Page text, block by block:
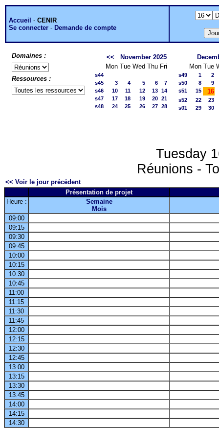
Accueil - CENIR
Se connecter - Demande de compte
Domaines :
Ressources :
<<
November 2025
Mon Tue Wed Thu Fri
s44
s45
3 4 5 6
7
s46
10 11 12 13 14
s47
17 18 19 20 21
s48
24 25 26 27 28
Mon Tue
s49 1
2
s50
8
9
s51
15 16
s52 22
23
s01
29 30
Tuesday
Réunions -
<< Voir le jour précédent
Présentation de projet
Heure :
Semaine
Mois
09:00
09:15
09:30
09:45
10:00
10:15
10:30
10:45
11:00
11:15
11:30
11:45
12:00
12:15
12:30
12:45
13:00
13:15
13:30
13:45
14:00
14:15
14:30